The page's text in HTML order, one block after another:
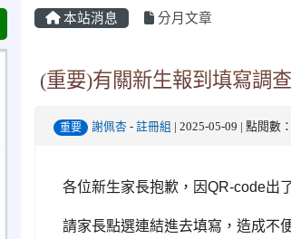
本站消息 分月文章
(重要)有關新生報到填寫調
重要 謝佩杏 - 註冊組 | 2025-05-09 | 點閱數
各位新生家長抱歉，因QR-code出
請家長點選連結進去填寫，造成不